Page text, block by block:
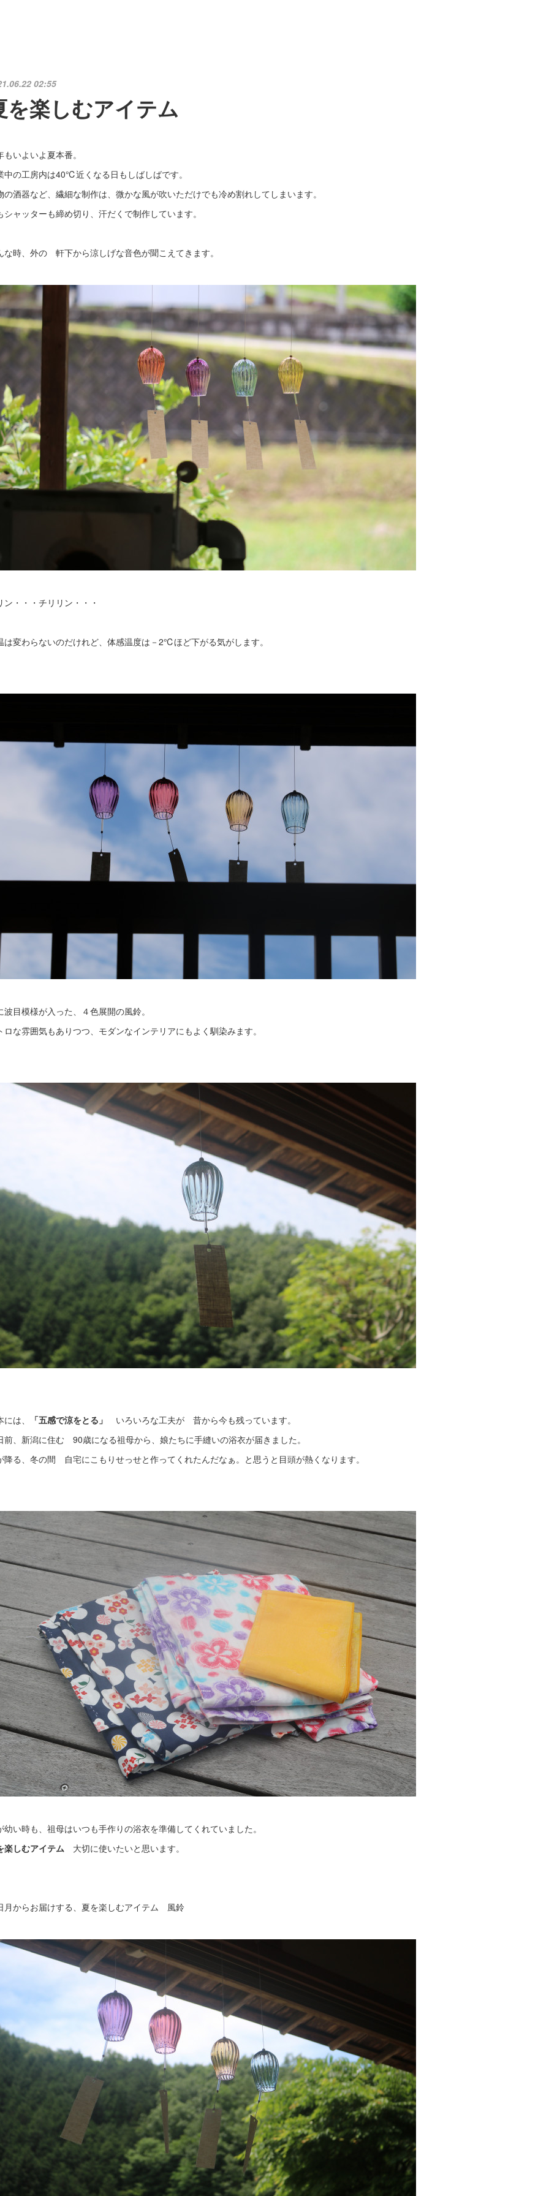
02:55
を楽しむアイテム
もいよいよ夏本番。
中の工房内は40℃近くなる日もしばしばです。
の酒器など、繊細な制作は、微かな風が吹いただけでも冷め割れしてしまいます。
シャッターも締め切り、汗だくで制作しています。
な時、外の 軒下から涼しげな音色が聞こえてきます。
ン・・・チリリン・・・
は変わらないのだけれど、体感温度は－2℃ほど下がる気がします。
波目模様が入った、４色展開の風鈴。
ロな雰囲気もありつつ、モダンなインテリアにもよく馴染みます。
は、 「五感で涼をとる」
いろいろな工夫が 昔から今も残っています。
前、新潟に住む 90歳になる祖母から、娘たちに手縫いの浴衣が届きました。
降る、冬の間 自宅にこもりせっせと作ってくれたんだなぁ。と思うと目頭が熱くなります。
幼い時も、祖母はいつも手作りの浴衣を準備してくれていました。
楽しむアイテム 大切に使いたいと思います。
月からお届けする、夏を楽しむアイテム 風鈴